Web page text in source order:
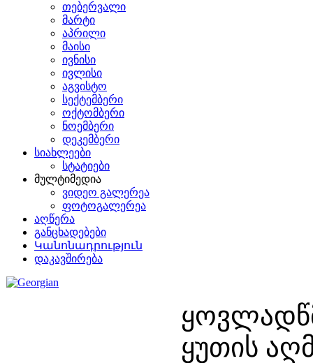
თებერვალი
მარტი
აპრილი
მაისი
ივნისი
ივლისი
აგვისტო
სექტემბერი
ოქტომბერი
ნოემბერი
დეკემბერი
სიახლეები
სტატიები
მულტიმედია
ვიდეო გალერეა
ფოტოგალერეა
აღწერა
განცხადებები
Կանոնադրություն
დაკავშირება
ყუთის